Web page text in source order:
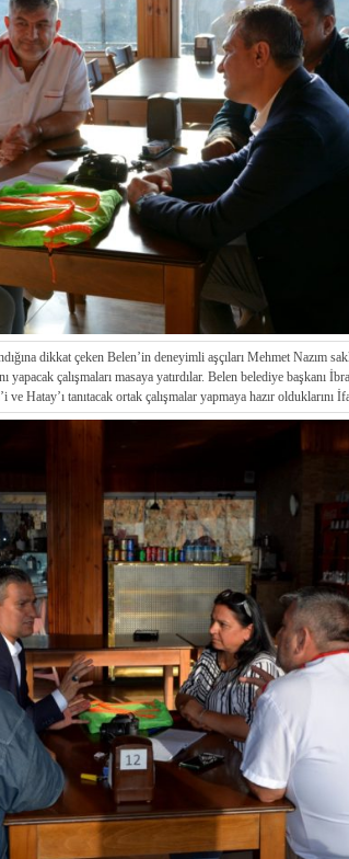
dikkat çeken Belen’in deneyimli aşçıları Mehmet Nazım
yapacak çalışmaları masaya yatırdılar. Belen belediye başkanı
Hatay’ı tanıtacak ortak çalışmalar yapmaya hazır olduklarını